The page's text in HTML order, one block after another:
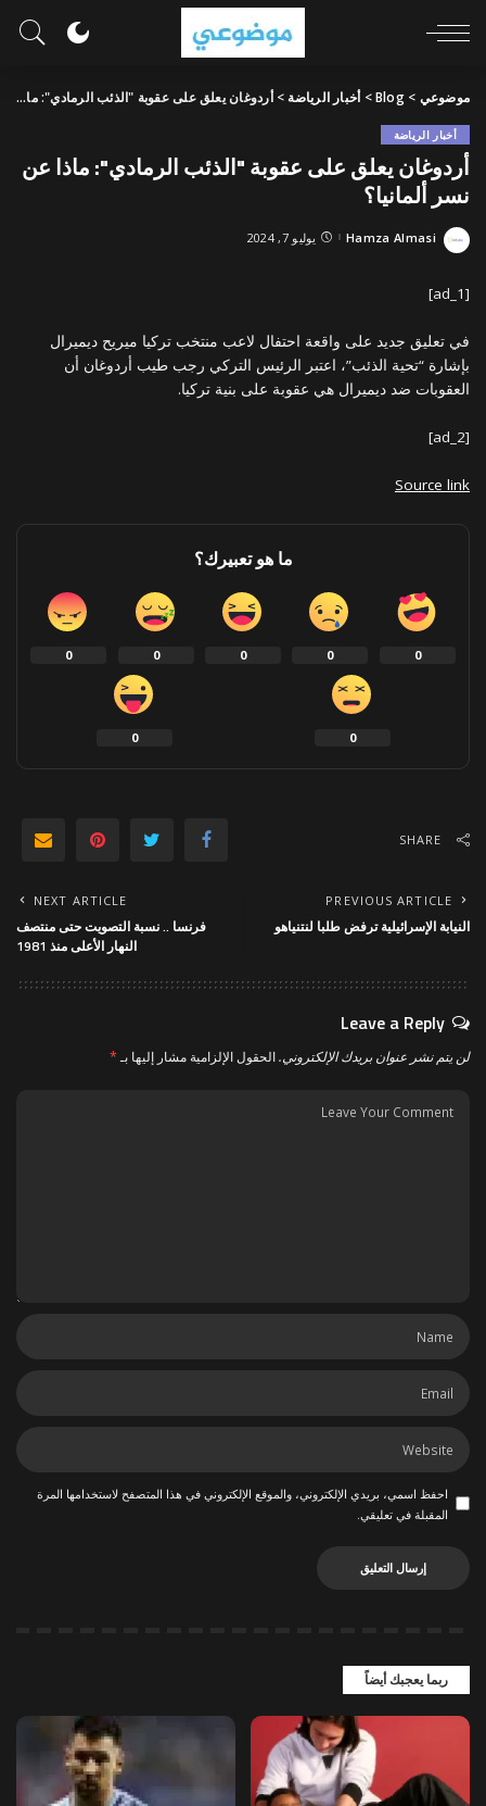
موضوعي >
Blog
> أخبار الرياضة >أردوغان يعلق على عقوبة "الذئب الرمادي": ماذا عن نسر ألمانيا؟
أخبار الرياضة
أردوغان يعلق على عقوبة "الذئب الرمادي": ماذا عن
نسر ألمانيا؟
Posted
Hamza Almasi يوليو 7, 2024
[ad_1]
في تعليق جديد على واقعة احتفال لاعب منتخب تركيا ميريح ديميرال
بإشارة “تحية الذئب”، اعتبر الرئيس التركي رجب طيب أردوغان أن
العقوبات ضد ديميرال هي عقوبة على بنية تركيا.
[ad_2]
Source link
ما هو تعبيرك؟
0
0
0
0
0
0
0
SHARE
PREVIOUS ARTICLE
النيابة الإسرائيلية ترفض طلبا لنتنياهو
NEXT ARTICLE
فرنسا .. نسبة التصويت حتى منتصف
النهار الأعلى منذ 1981
Leave a Reply
لن يتم نشر عنوان بريدك الإلكتروني.الحقول الإلزامية مشار إليها بـ*
احفظ اسمي، بريدي الإلكتروني، والموقع الإلكتروني في هذا المتصفح لاستخدامها المرة
المقبلة في تعليقي.
ربما يعجبك أيضاً